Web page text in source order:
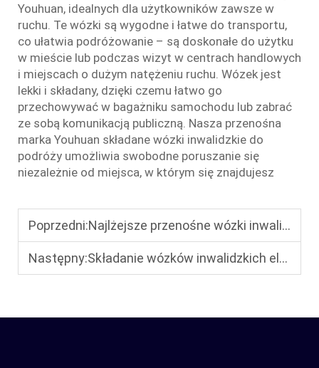
Youhuan, idealnych dla użytkowników zawsze w
ruchu. Te wózki są wygodne i łatwe do transportu,
co ułatwia podróżowanie – są doskonałe do użytku
w mieście lub podczas wizyt w centrach handlowych
i miejscach o dużym natężeniu ruchu. Wózek jest
lekki i składany, dzięki czemu łatwo go
przechowywać w bagażniku samochodu lub zabrać
ze sobą komunikacją publiczną. Nasza przenośna
marka Youhuan składane wózki inwalidzkie do
podróży umożliwia swobodne poruszanie się
niezależnie od miejsca, w którym się znajdujesz
Poprzedni:Najlżejsze przenośne wózki inwalidzkie elektryczne roku 2025: 4 wózki poniżej 50 funtów z różnymi standardami i funkcjami
Następny:Składanie wózków inwalidzkich elektrycznych w 2 minuty: Krok po kroku przewodnik po składaniu wózków inwalidzkich elektrycznych